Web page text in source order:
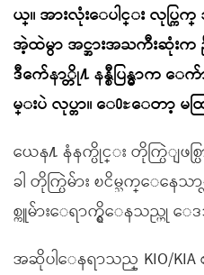
ယ္။ အားလုံးေပါင္း လုပ္
အဲ့ထဲမွာ အင္အားအႀကီးဆုံးက
ဒီက်ေနာ္တို႔ နန္စီပြန္မွာက ေ
မ္းပဲ လုပ္တာ။ ေ႐ႊေတာ့ မထ
ယေန႔ နံနက္ပိုင္း တိုက္ပြဲျဖ
ခါ တိုက္ပြဲမ်ား ၿငိမ္သက္ေန
စ္ကူမ်ားေရာက္ရွိေနသည္ဟု
အဆိုပါေနရာသည္ KIO/